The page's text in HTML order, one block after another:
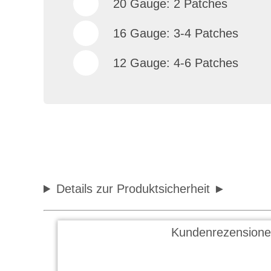
20 Gauge: 2 Patches
16 Gauge: 3-4 Patches
12 Gauge: 4-6 Patches
Details zur Produktsicherheit